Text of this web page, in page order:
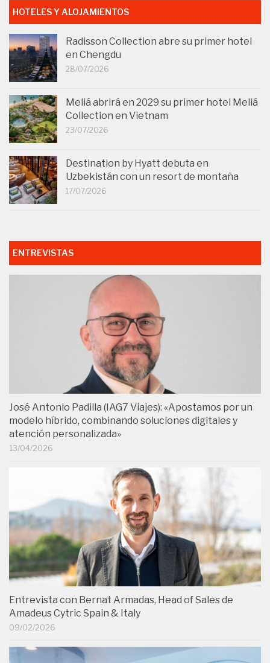
HOTELES Y ALOJAMIENTOS
Radisson Collection abre su primer hotel
en Chengdu
28/07/2026
Meliá abrirá en 2029 su primer hotel Meliá
Collection en Vietnam
23/07/2026
Destination by Hyatt debuta en
Uzbekistán con un resort de montaña
17/07/2026
ENTREVISTAS
José Antonio Padilla (IAG7 Viajes): «Apostamos por un
modelo híbrido, combinando soluciones digitales y
atención personalizada»
13/04/2026
Entrevista con Bernat Armadas, Head of Sales de
Amadeus Cytric Spain & Italy
09/02/2026